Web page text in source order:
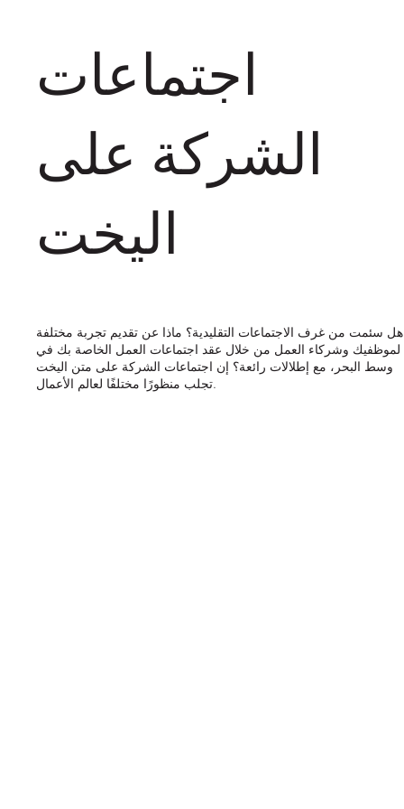
اجتماعات
الشركة على
اليخت
هل سئمت من غرف الاجتماعات التقليدية؟ ماذا عن تقديم تجربة مختلفة
لموظفيك وشركاء العمل من خلال عقد اجتماعات العمل الخاصة بك في
وسط البحر، مع إطلالات رائعة؟ إن اجتماعات الشركة على متن اليخت
تجلب منظورًا مختلفًا لعالم الأعمال.